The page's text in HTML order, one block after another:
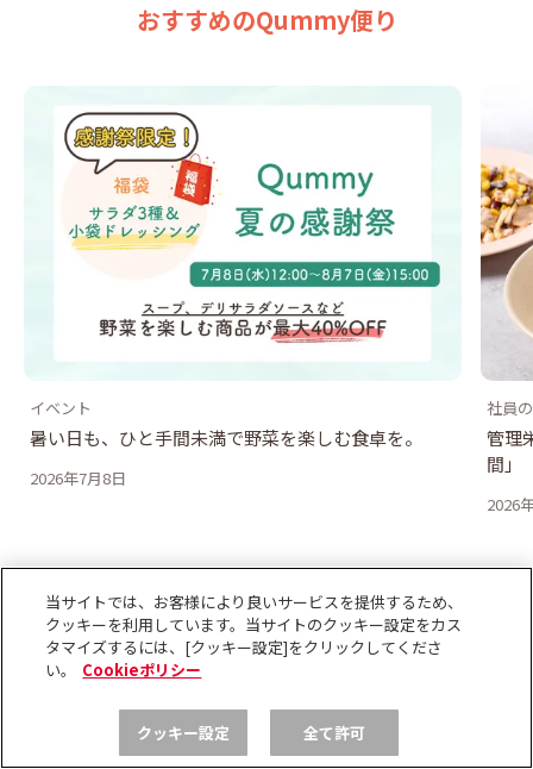
おすすめのQummy便り
イベント
暑い日も、ひと手間未満で野菜を楽しむ食卓を。
2026年7月8日
社員
管理
間」
2026
TOP
Qummy便り
「2026年ラッキーサラダ」
当サイトでは、お客様により良いサービスを提供するため、
クッキーを利用しています。当サイトのクッキー設定をカス
タマイズするには、[クッキー設定]をクリックしてくださ
い。
Cookieポリシー
クッキー設定 全て許可